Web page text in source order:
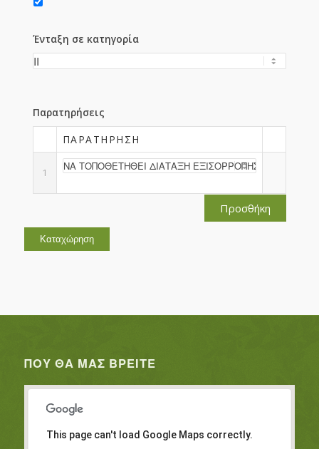
Ένταξη σε κατηγορία
Παρατηρήσεις
ΠΑΡΑΤΉΡΗΣΗ
1
Προσθήκη
ΠΟΥ ΘΑ ΜΑΣ ΒΡΕΊΤΕ
This page can't load Google Maps correctly.